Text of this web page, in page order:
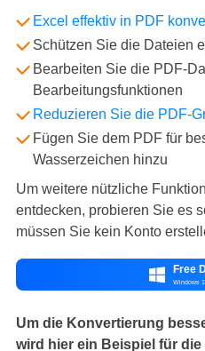
Excel effektiv in PDF
Schützen Sie die Dateien
Bearbeiten Sie die PDF-
Bearbeitungsfunktionen
Reduzieren Sie die PDF-
Fügen Sie dem PDF für
Wasserzeichen hinzu
Um weitere nützliche
entdecken, probieren Sie es
müssen Sie kein Konto
 Free
Windows
Um die Konvertierung
wird hier ein Beispiel für